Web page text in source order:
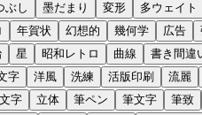
ぶし 墨だまり 変形 多ウェイト
年賀状 幻想的 幾何学 広告
星 昭和レトロ 曲線 書き間違
字 洋風 洗練 活版印刷 流麗
字 立体 筆ペン 筆文字 筆致